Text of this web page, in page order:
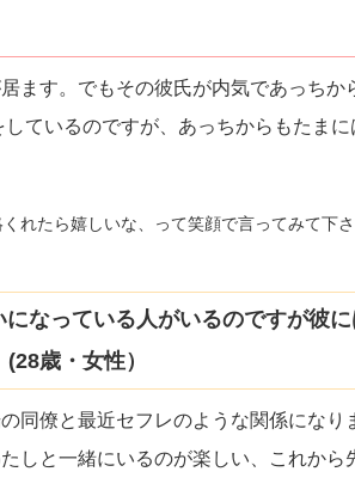
ます。でもその彼氏が内気であっちか
しているのですが、あっちからもたま
れたら嬉しいな、って笑顔で言ってみて下さ
なっている人がいるのですが彼
歳・女性）
同僚と最近セフレのような関係になり
しと一緒にいるのが楽しい、これか